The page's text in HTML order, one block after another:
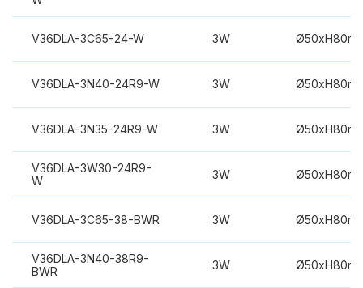
V36DLA-3C65-24-W 3W
V36DLA-3N40-24R9-W 3W
V36DLA-3N35-24R9-W 3W
V36DLA-3W30-24R9-
W
3W
V36DLA-3C65-38-BWR 3W
V36DLA-3N40-38R9-
BWR
3W